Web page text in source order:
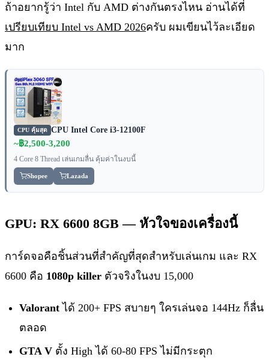
ถ้าอยากรู้ว่า Intel กับ AMD ต่างกันตรงไหน อ่านได้ที่
เปรียบเทียบ Intel vs AMD 2026ครับ ผมเขียนไว้ละเอียด
มาก
CPU คุ้มสุด CPU Intel Core i3-12100F
~฿2,500-3,200
4 Core 8 Thread เล่นเกมลื่น คุ้มค่าในงบนี้
Shopee Lazada
GPU: RX 6600 8GB — หัวใจของเครื่องนี้
การ์ดจอคือชิ้นส่วนที่สำคัญที่สุดสำหรับเล่นเกม และ RX
6600 คือ 1080p killer ตัวจริงในงบ 15,000
Valorant ได้ 200+ FPS สบายๆ ใครเล่นจอ 144Hz ก็ลื่น
ตลอด
GTA V ตั้ง High ได้ 60-80 FPS ไม่มีกระตุก